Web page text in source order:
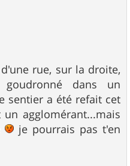
rue, sur la droite,
dans un
sentier a été refait cet
agglomérant...mais
je pourrais pas t'en